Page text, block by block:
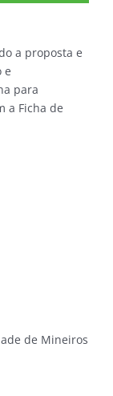
a proposta e
e
para
a Ficha de
de Mineiros